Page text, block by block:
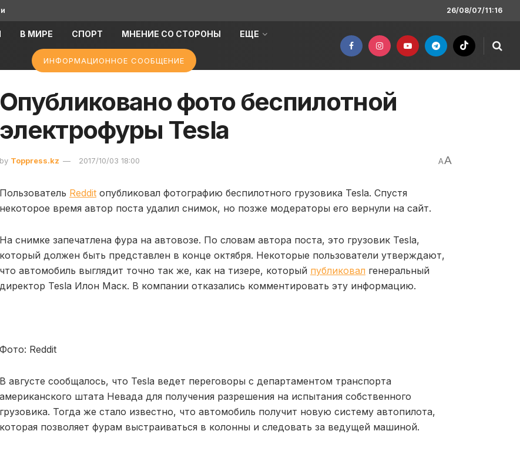
26/08/07/11:16
В МИРЕ СПОРТ МНЕНИЕ СО СТОРОНЫ ЕЩЕ
ИНФОРМАЦИОННОЕ СООБЩЕНИЕ
Опубликовано фото беспилотной
электрофуры Tesla
by Toppress.kz 2017/10/03 18:00 AA
Пользователь Reddit опубликовал фотографию беспилотного грузовика Tesla. Спустя
некоторое время автор поста удалил снимок, но позже модераторы его вернули на сайт.
На снимке запечатлена фура на автовозе. По словам автора поста, это грузовик Tesla,
который должен быть представлен в конце октября. Некоторые пользователи утверждают,
что автомобиль выглядит точно так же, как на тизере, который публиковал генеральный
директор Tesla Илон Маск. В компании отказались комментировать эту информацию.
Фото: Reddit
В августе сообщалось, что Tesla ведет переговоры с департаментом транспорта
американского штата Невада для получения разрешения на испытания собственного
грузовика. Тогда же стало известно, что автомобиль получит новую систему автопилота,
которая позволяет фурам выстраиваться в колонны и следовать за ведущей машиной.